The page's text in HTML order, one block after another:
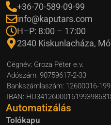
+36-70-589-09-99
info@kaputars.com
H–P: 8:00 – 17:00
2340 Kiskunlacháza,
Cégnév: Groza Péter e.v.
Adószám: 90759617-2-33
Bankszámlaszám: 12600016-
IBAN:
Automatizálás
Tolókapu